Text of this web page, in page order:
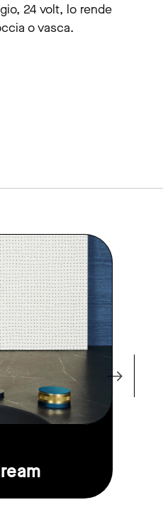
24 volt, lo rende
o vasca.
link to page